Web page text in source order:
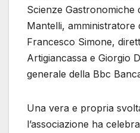
Scienze Gastronomiche
Mantelli, amministratore
Francesco Simone,
Artigiancassa e Giorgio
generale della Bbc
Una vera e propria
l’associazione ha